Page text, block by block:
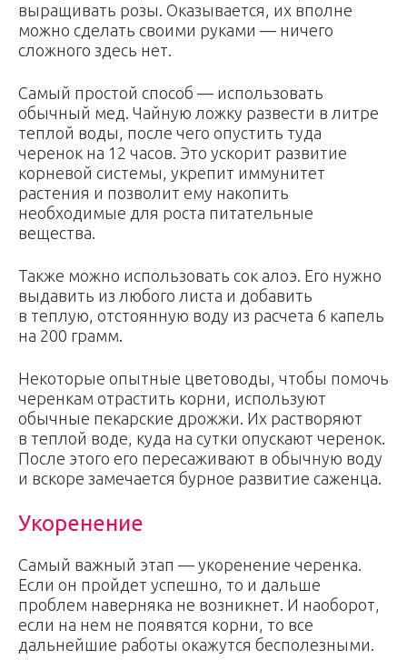
выращивать розы. Оказывается, их вполне
можно сделать своими руками — ничего
сложного здесь нет.
Самый простой способ — использовать
обычный мед. Чайную ложку развести в литре
теплой воды, после чего опустить туда
черенок на 12 часов. Это ускорит развитие
корневой системы, укрепит иммунитет
растения и позволит ему накопить
необходимые для роста питательные
вещества.
Также можно использовать сок алоэ. Его нужно
выдавить из любого листа и добавить
в теплую, отстоянную воду из расчета 6 капель
на 200 грамм.
Некоторые опытные цветоводы, чтобы помочь
черенкам отрастить корни, используют
обычные пекарские дрожжи. Их растворяют
в теплой воде, куда на сутки опускают черенок.
После этого его пересаживают в обычную воду
и вскоре замечается бурное развитие саженца.
Укоренение
Самый важный этап — укоренение черенка.
Если он пройдет успешно, то и дальше
проблем наверняка не возникнет. И наоборот,
если на нем не появятся корни, то все
дальнейшие работы окажутся бесполезными.